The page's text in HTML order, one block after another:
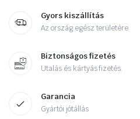
Gyors kiszállítás
Az ország egész területére
Biztonságos fizetés
Utalás és kártyás fizetés.
Garancia
Gyártói jótállás